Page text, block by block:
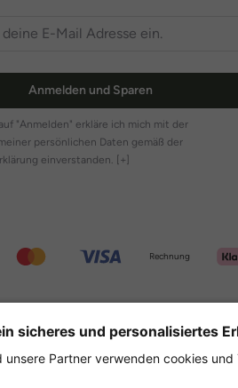
Anmelden und Sparen
"Anmelden" erkläre ich mich mit der
persönlichen Daten gemäß der
einverstanden. [+]
Rechnung